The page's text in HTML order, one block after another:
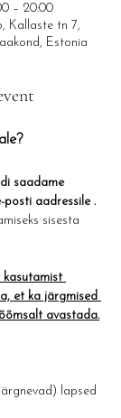
– 20:00
Kallaste tn 7,
Estonia
saadame
posti aadressile .
sisesta
kasutamist
et ka järgmised
avastada.
lapsed